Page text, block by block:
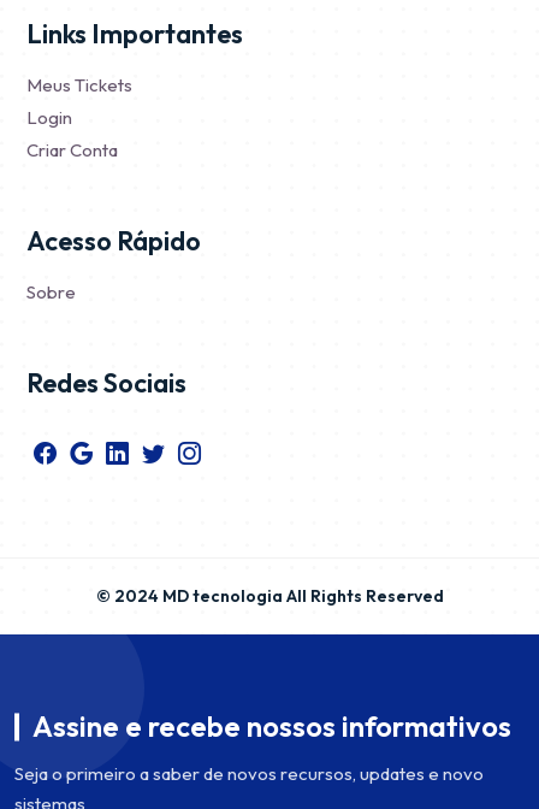
Links Importantes
Meus Tickets
Login
Criar Conta
Acesso Rápido
Sobre
Redes Sociais
© 2024 MD tecnologia All Rights Reserved
Assine e recebe nossos informativos
Seja o primeiro a saber de novos recursos, updates e novo
sistemas